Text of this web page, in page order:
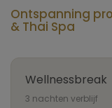
Ontspanning
& Thai Spa
Wellnessbreak
3 nachten verblijf